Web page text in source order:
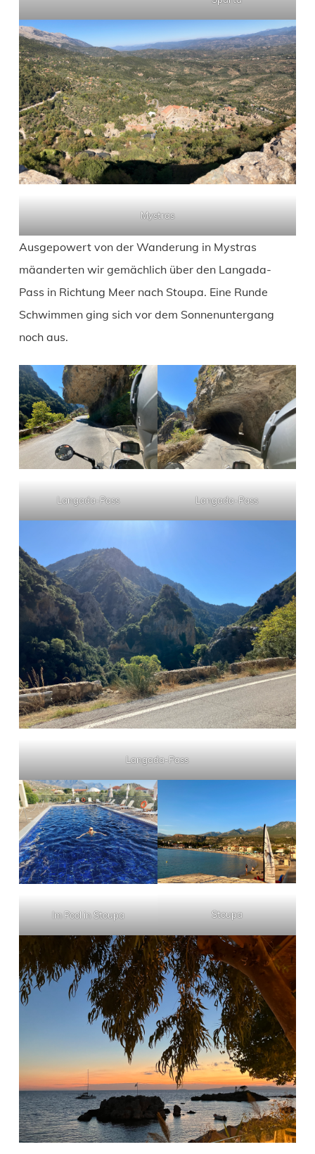
Mystras
Ausgepowert von der Wanderung in Mystras
mäanderten wir gemächlich über den Langada-
Pass in Richtung Meer nach Stoupa. Eine Runde
Schwimmen ging sich vor dem Sonnenuntergang
noch aus.
Langada-Pass Langada-Pass
Langada-Pass
Im Pool in Stoupa Stoupa